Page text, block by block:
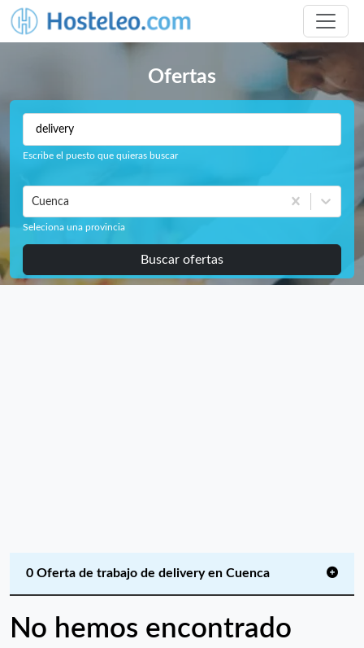
Ofertas
Escribe el puesto que quieras buscar
Cuenca
Seleciona una provincia
Buscar ofertas
0 Oferta de trabajo de delivery en Cuenca
No hemos encontrado